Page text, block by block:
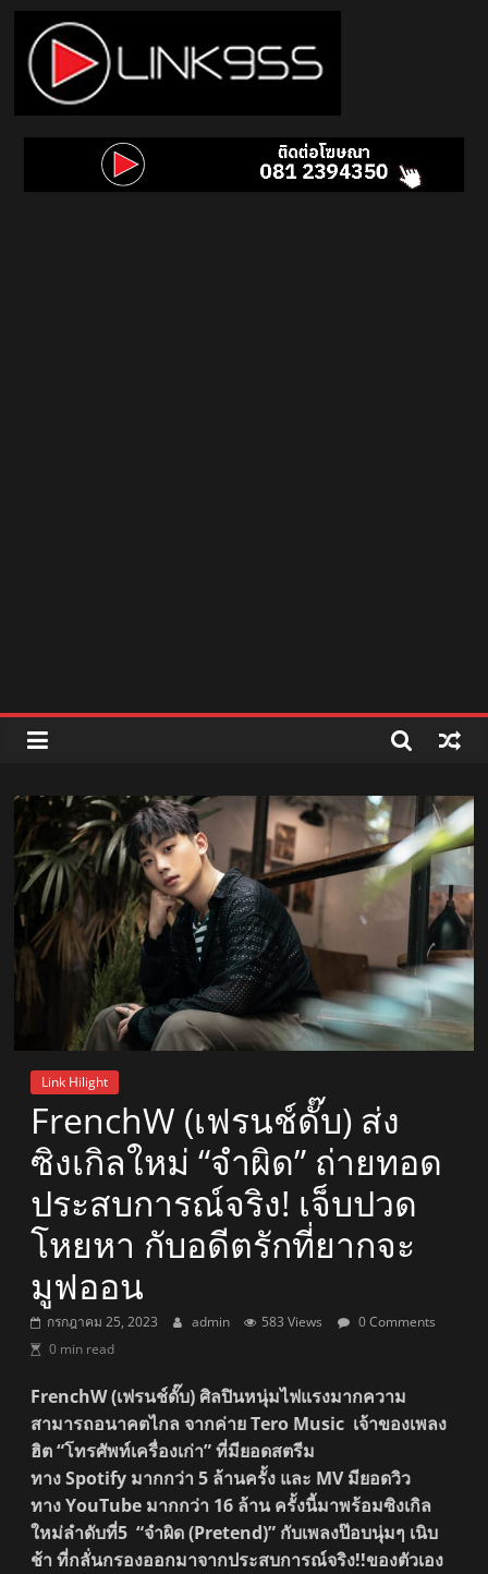
Skip
content
Link
95.5
ลพบุรี
สถานี
ลพบุรี
วิทยุ
FM
ลพบุรี
Link Hilight
FrenchW (เฟรนช์ดั๊บ) ส่ง
ซิงเกิลใหม่ “จำผิด” ถ่ายทอด
ประสบการณ์จริง! เจ็บปวด
โหยหา กับอดีตรักที่ยากจะ
มูฟออน
กรกฎาคม 25, 2023 admin 583 Views
0 Comments
0 min read
FrenchW (เฟรนช์ดั๊บ) ศิลปินหนุ่มไฟแรงมากความ
สามารถอนาคตไกล จากค่าย Tero Music เจ้าของเพลง
ฮิต “โทรศัพท์เครื่องเก่า” ที่มียอดสตรีม
ทาง Spotify มากกว่า 5 ล้านครั้ง และ MV มียอดวิว
ทาง YouTube มากกว่า 16 ล้าน ครั้งนี้มาพร้อมซิงเกิล
ใหม่ลำดับที่5 “จำผิด (Pretend)” กับเพลงป๊อบนุ่มๆ เนิบ
ช้า ที่กลั่นกรองออกมาจากประสบการณ์จริง!!ของตัวเอง